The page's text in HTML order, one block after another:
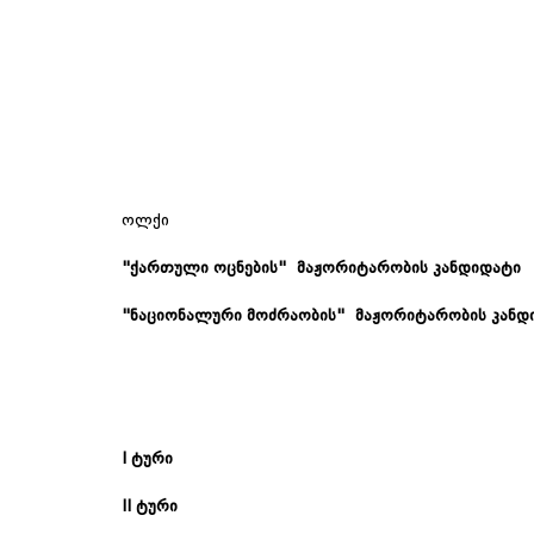
ოლქი
"ქართული ოცნების" მაჟორიტარობის კანდიდატი
"ნაციონალური მოძრაობის" მაჟორიტარობის
ტური
ტური